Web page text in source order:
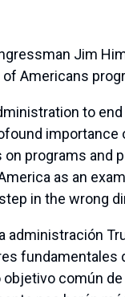
Jim
Americans
to
programs and
as an
in the wrong
administración
objetivo común